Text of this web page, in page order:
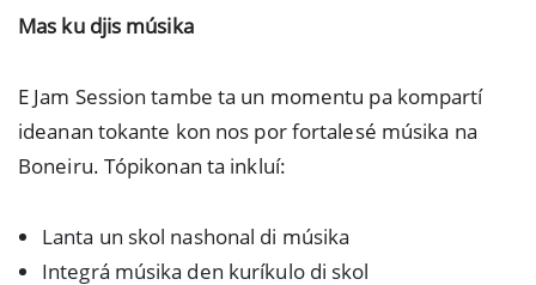
Mas ku djis músika
E Jam Session tambe ta un momentu pa kompartí
ideanan tokante kon nos por fortalesé músika na
Boneiru. Tópikonan ta inkluí:
Lanta un skol nashonal di músika
Integrá músika den kuríkulo di skol